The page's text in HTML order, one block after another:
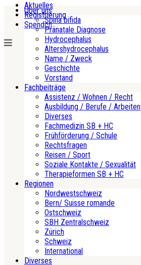
Aktuelles
Registrierung
Spenden
Über uns
Spina bifida
Pränatale Diagnose
Hydrocephalus
Altershydrocephalus
Name / Zweck
Geschichte
Vorstand
Fachbeiträge
Assistenz / Wohnen / Recht
Ausbildung / Berufe / Arbeiten
Diverses
Fachmedizin SB + HC
Frühförderung / Schule
Rechtsfragen
Reisen / Sport
Soziale Kontakte / Sexualität
Therapieformen SB + HC
Regionen
Nordwestschweiz
Bern/ Suisse romande
Ostschweiz
SBH Zentralschweiz
Zürich
Schweiz
International
Diverses